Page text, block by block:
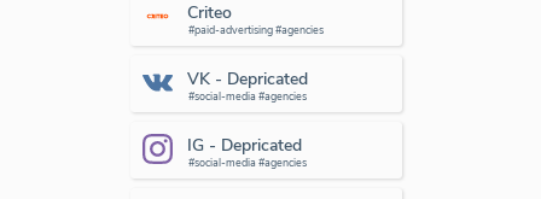
Criteo
#paid-advertising #agencies
VK - Depricated
#social-media #agencies
IG - Depricated
#social-media #agencies